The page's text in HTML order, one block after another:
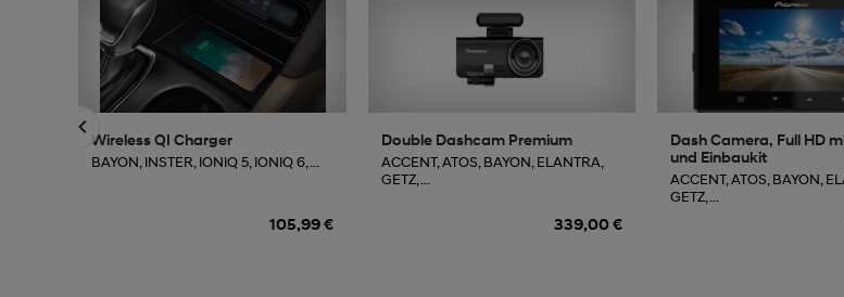
Wireless QI Charger
BAYON, INSTER, IONIQ 5, IONIQ 6, ...
105,99 €
Double Dashcam Premium
ACCENT, ATOS, BAYON, ELANTRA,
GETZ, ...
339,00 €
Dash Camera, Full HD
und Einbaukit
ACCENT, ATOS, BAYON,
GETZ, ...